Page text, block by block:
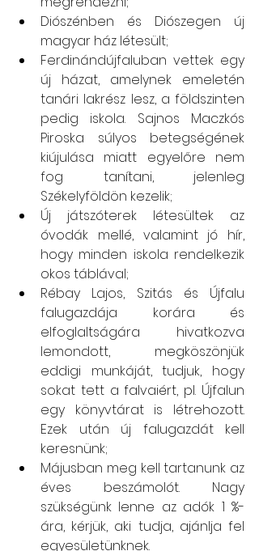
Diószénben és Diószegen új
magyar ház létesült;
Ferdinándújfaluban vettek egy
új házat, amelynek emeletén
tanári lakrész lesz, a földszinten
pedig iskola. Sajnos Maczkós
Piroska súlyos betegségének
kiújulása miatt egyelőre nem
fog tanítani, jelenleg
Székelyföldön kezelik;
Új játszóterek létesültek az
óvodák mellé, valamint jó hír,
hogy minden iskola rendelkezik
okos táblával;
Rébay Lajos, Szitás és Újfalu
falugazdája korára és
elfoglaltságára hivatkozva
lemondott, megköszönjük
eddigi munkáját, tudjuk, hogy
sokat tett a falvaiért, pl. Újfalun
egy könyvtárat is létrehozott.
Ezek után új falugazdát kell
keresnünk;
Májusban meg kell tartanunk az
éves beszámolót. Nagy
szükségünk lenne az adók 1 %-
ára, kérjük, aki tudja, ajánlja fel
egyesületünknek.